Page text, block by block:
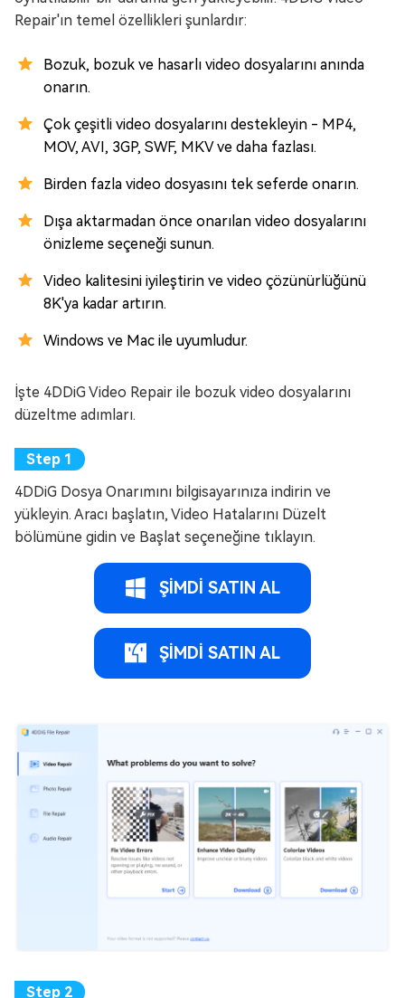
Repair'ın temel özellikleri şunlardır:
Bozuk, bozuk ve hasarlı video dosyalarını anında
onarın.
Çok çeşitli video dosyalarını destekleyin - MP4,
MOV, AVI, 3GP, SWF, MKV ve daha fazlası.
Birden fazla video dosyasını tek seferde onarın.
Dışa aktarmadan önce onarılan video dosyalarını
önizleme seçeneği sunun.
Video kalitesini iyileştirin ve video çözünürlüğünü
8K'ya kadar artırın.
Windows ve Mac ile uyumludur.
İşte 4DDiG Video Repair ile bozuk video dosyalarını
düzeltme adımları.
4DDiG Dosya Onarımını bilgisayarınıza indirin ve
yükleyin. Aracı başlatın, Video Hatalarını Düzelt
bölümüne gidin ve Başlat seçeneğine tıklayın.
ŞİMDİ SATIN AL
ŞİMDİ SATIN AL